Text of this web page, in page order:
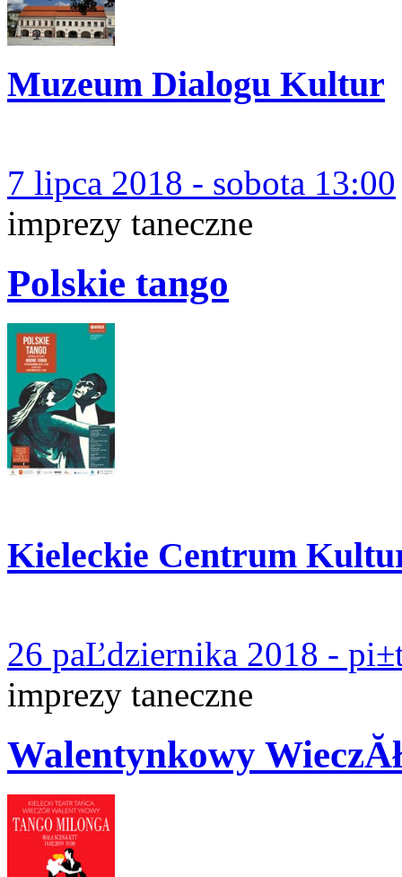
Muzeum Dialogu Kultur
7 lipca 2018 - sobota 13:00
imprezy taneczne
Polskie tango
Kieleckie Centrum
26 paĽdziernika 2018 -
imprezy taneczne
Walentynkowy